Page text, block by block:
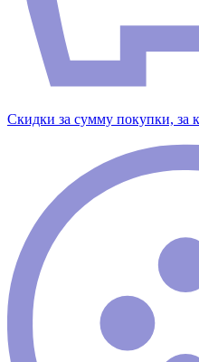
Скидки за сумму покупки, за